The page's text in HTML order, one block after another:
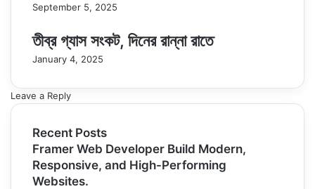
September 5, 2025
তীব্র গ্যাস সংকট, দিনের রান্না রাতে
January 4, 2025
Leave a Reply
Recent Posts
Framer Web Developer Build Modern,
Responsive, and High-Performing
Websites.